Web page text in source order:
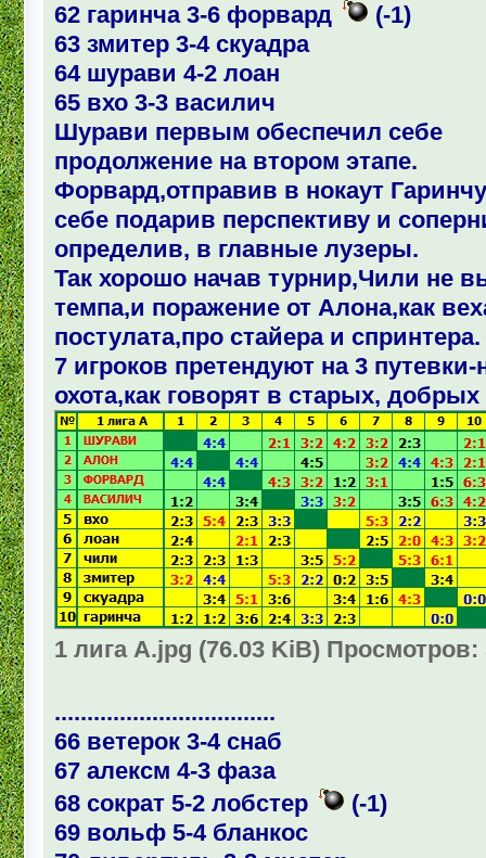
62 гаринча 3-6 форвард
(-1)
63 змитер 3-4 скуадра
64 шурави 4-2 лоан
65 вхо 3-3 василич
Шурави первым обеспечил себе
продолжение на втором этапе.
Форвард,отправив в нокаут
себе подарив перспективу и
определив, в главные лузеры.
Так хорошо начав турнир,Чили не
темпа,и поражение от Алона,как
постулата,про стайера и спринтера.
7 игроков претендуют на 3
охота,как говорят в старых,
1 лига А.jpg (76.03 KiB) Просмотров:
..................................
66 ветерок 3-4 снаб
67 алексм 4-3 фаза
68 сократ 5-2 лобстер
(-1)
69 вольф 5-4 бланкос